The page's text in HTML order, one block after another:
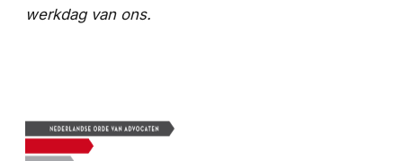
werkdag van ons.